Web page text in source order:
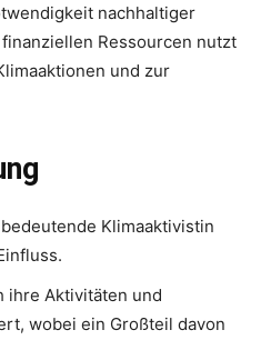
nachhaltiger
Ressourcen nutzt
und zur
Klimaaktivistin
ihre Aktivitäten und
wobei ein Großteil davon